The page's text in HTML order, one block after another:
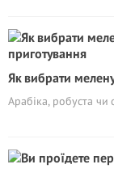
Як вибрати
Арабіка, робуста чи